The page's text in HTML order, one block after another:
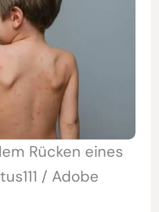
Rücken eines
/ Adobe